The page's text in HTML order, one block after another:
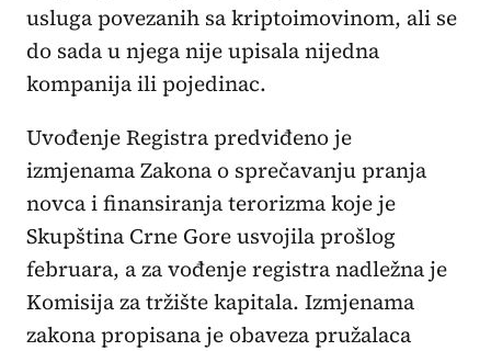
usluga povezanih sa kriptoimovinom, ali se
do sada u njega nije upisala nijedna
kompanija ili pojedinac.
Uvođenje Registra predviđeno je
izmjenama Zakona o sprečavanju pranja
novca i finansiranja terorizma koje je
Skupština Crne Gore usvojila prošlog
februara, a za vođenje registra nadležna je
Komisija za tržište kapitala. Izmjenama
zakona propisana je obaveza pružalaca